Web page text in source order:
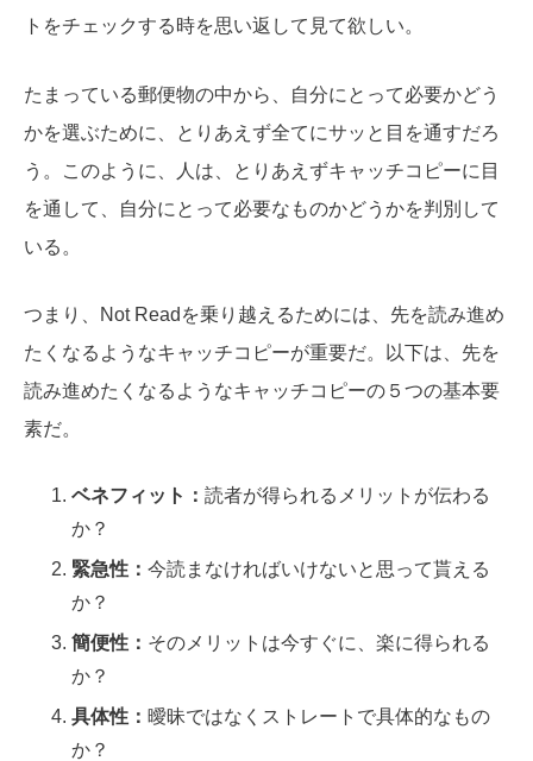
トをチェックする時を思い返して見て欲しい。
たまっている郵便物の中から、自分にとって必要かどう
かを選ぶために、とりあえず全てにサッと目を通すだろ
う。このように、人は、とりあえずキャッチコピーに目
を通して、自分にとって必要なものかどうかを判別して
いる。
つまり、Not Readを乗り越えるためには、先を読み進め
たくなるようなキャッチコピーが重要だ。以下は、先を
読み進めたくなるようなキャッチコピーの５つの基本要
素だ。
ベネフィット： 読者が得られるメリットが伝わる
か？
緊急性： 今読まなければいけないと思って貰える
か？
簡便性： そのメリットは今すぐに、楽に得られる
か？
具体性： 曖昧ではなくストレートで具体的なもの
か？